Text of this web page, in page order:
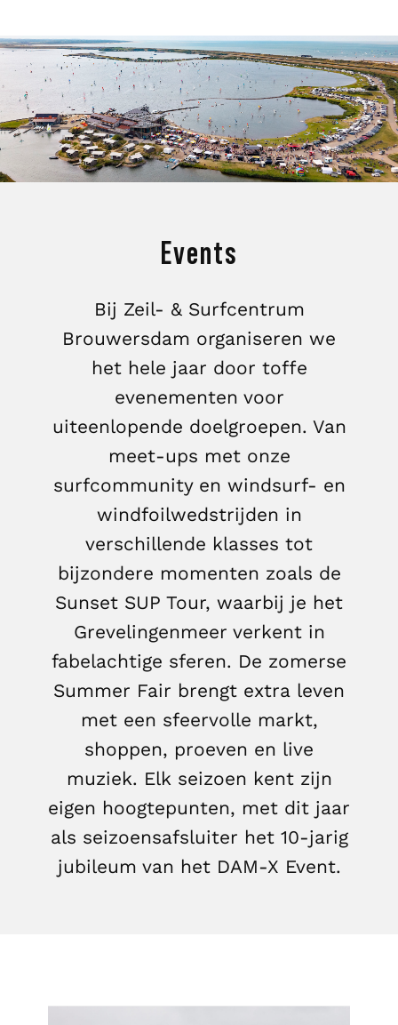
Events
Bij Zeil- & Surfcentrum
Brouwersdam organiseren we
het hele jaar door toffe
evenementen voor
uiteenlopende doelgroepen. Van
meet-ups met onze
surfcommunity en windsurf- en
windfoilwedstrijden in
verschillende klasses tot
bijzondere momenten zoals de
Sunset SUP Tour, waarbij je het
Grevelingenmeer verkent in
fabelachtige sferen. De zomerse
Summer Fair brengt extra leven
met een sfeervolle markt,
shoppen, proeven en live
muziek. Elk seizoen kent zijn
eigen hoogtepunten, met dit jaar
als seizoensafsluiter het 10-jarig
jubileum van het DAM-X Event.